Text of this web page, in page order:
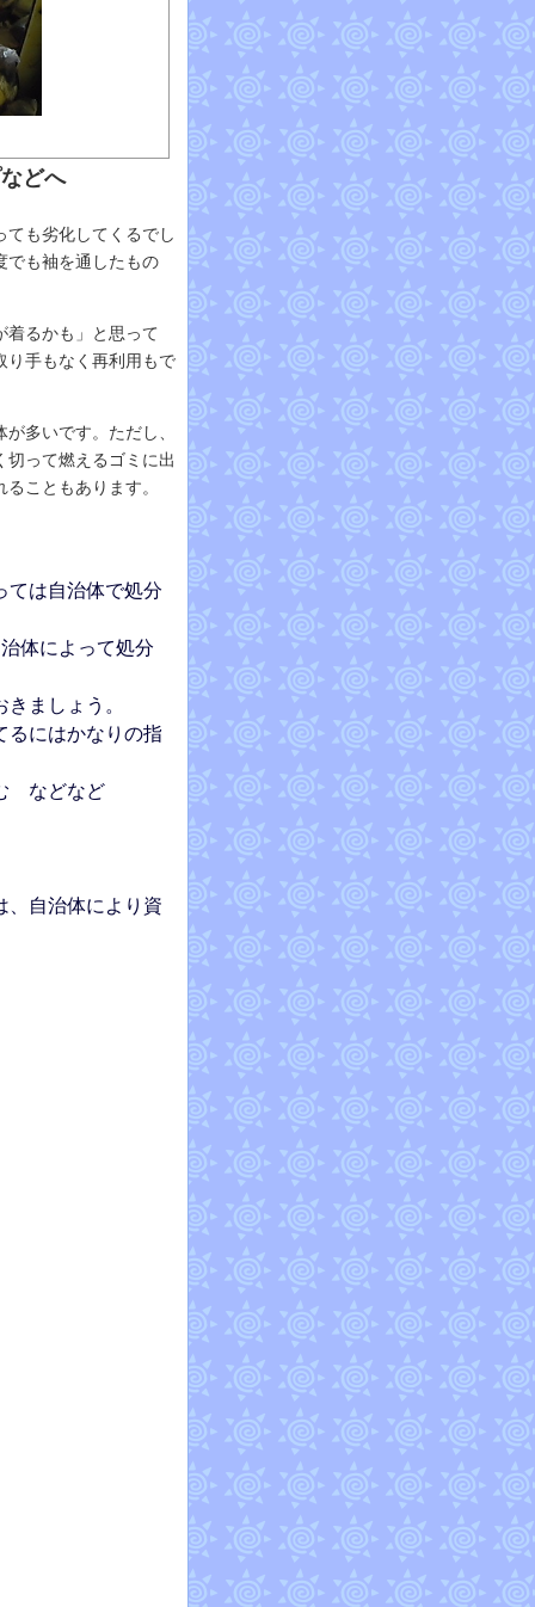
どへ
も劣化してくるでし
でも袖を通したもの
着るかも」と思って
り手もなく再利用もで
多いです。ただし、
って燃えるゴミに出
こともあります。
ては自治体で処分
体によって処分
ましょう。
るにはかなりの指
などなど
自治体により資